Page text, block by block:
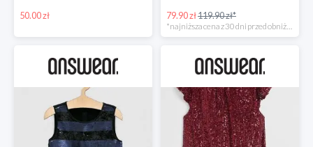
50.00 zł 79.90 zł119.90 zł*
*najniższa cena z 30 dni przed obniżką